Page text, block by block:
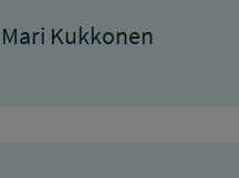
Mari Kukkonen